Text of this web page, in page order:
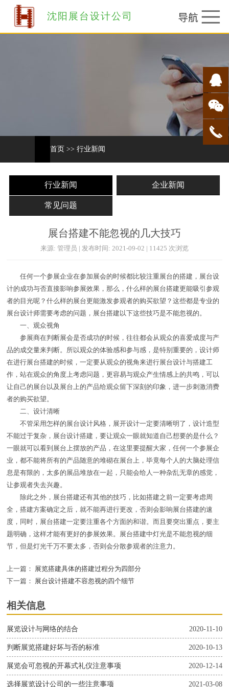
沈阳展台设计公司
首页 >> 行业新闻
行业新闻 企业新闻
常见问题
展台搭建不能忽视的几大技巧
来源: 管理员 | 发布时间: 2021-09-02 | 11425 次浏览
任何一个参展企业在参加展会的时候都比较注重展台的搭建，展台设
计的成功与否直接影响参展效果，那么，什么样的展台搭建更能吸引参观
者的目光呢？什么样的展台更能激发参观者的购买欲望？这些都是专业的
展台设计师需要考虑的问题，展台搭建以下这些技巧是不能忽视的。
一、观众视角
参展商在判断展会是否成功的时候，往往都会从观众的喜爱成度与产
品的成交量来判断。所以观众的体验感和参与感，是特别重要的，设计师
在进行展台搭建的时候，一定要从观众的视角来进行展台设计与搭建工
作，站在观众的角度上考虑问题，更容易与观众产生情感上的共鸣，可以
让自己的展台以及展台上的产品给观众留下深刻的印象，进一步刺激消费
者的购买欲望。
二、设计清晰
不管采用怎样的展台设计风格，展开设计一定要清晰明了，设计造型
不能过于复杂，展台设计搭建，要让观众一眼就知道自己想要的是什么？
一眼就可以看到展台上摆放的产品，在这里要提醒大家，任何一个参展企
业，都不能将所有的产品随意的堆砌在展台上，毕竟每个人的大脑处理信
息是有限的，太多的展品堆放在一起，只能会给人一种杂乱无章的感觉，
让参观者失去兴趣。
除此之外，展台搭建还有其他的技巧，比如搭建之前一定要考虑周
全，搭建方案确定之后，就不能再进行更改，否则会影响展台搭建的速
度，同时，展台搭建一定要注重各个方面的和谐。而且要突出重点，要主
题明确，这样才能有更好的参展效果。展台搭建中灯光是不能忽视的细
节，但是灯光千万不要太多，否则会分散参观者的注意力。
上一篇：
展览搭建具体的搭建过程分为四部分
下一篇：
展台设计搭建不容忽视的四个细节
相关信息
2020-11-10
展览设计与网络的结合
2020-10-13
判断展览搭建好坏与否的标准
2020-12-14
展览会可忽视的开幕式礼仪注意事项
2021-03-08
选择展览设计公司的一些注意事项